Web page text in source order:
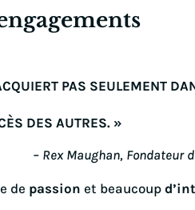
PAS SEULEMENT
DES AUTRES. »
– Rex Maughan, Fondateur
de passion et beaucoup